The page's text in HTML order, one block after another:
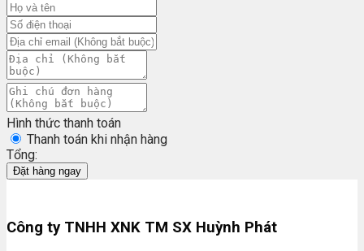
Hình thức thanh toán
Thanh toán khi nhận hàng
Tổng:
Đặt hàng ngay
Công ty TNHH XNK TM SX Huỳnh Phát